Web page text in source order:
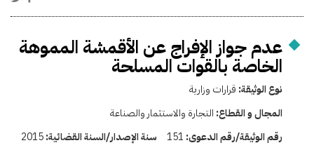
عدم جواز الإفراج عن الأقمشة المموهة
الخاصة بالقوات المسلحة
نوع الوثيقة: قرارات وزارية
المجال و القطاع: التجارة والاستثمار والصناعة
رقم الوثيقة/رقم الدعوى: 151 سنة الإصدار/السنة القضائية:2015